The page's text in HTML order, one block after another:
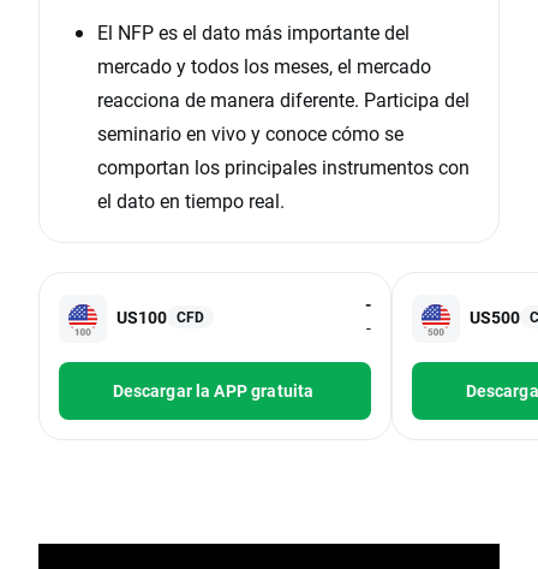
El NFP es el dato más importante del
mercado y todos los meses, el mercado
reacciona de manera diferente. Participa del
seminario en vivo y conoce cómo se
comportan los principales instrumentos con
el dato en tiempo real.
US100 CFD
-
-
Descargar la APP gratuita
US500